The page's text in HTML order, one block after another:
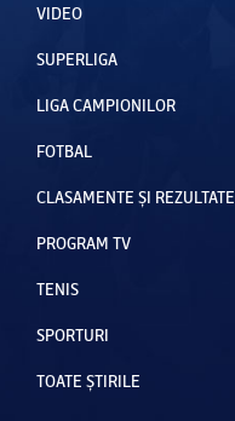
VIDEO
SUPERLIGA
LIGA CAMPIONILOR
FOTBAL
CLASAMENTE ȘI REZULTATE
PROGRAM TV
TENIS
SPORTURI
TOATE ȘTIRILE